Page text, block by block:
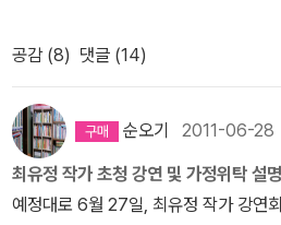
럼 그림을 그리고 싶어한다. 김홍도
圖)>에 담긴 예술혼이 부자간의 따뜻
일까? 아마도 공부와 관련된 책이기 쉽
있는 책에 관심을 갖다보면, 어느새 자
기 위한 독서의 세계로 스스로 걸어들
달으며, 나 역시 책읽어주는 엄마가 되
책읽어주는 아줌마 외에 책 제목이기
문식이], [할머니의 남자친구], [달리기
상작들과 [짬뽕, 미키마우스, 그리고],
게! 그리고, 딥따
다 -초록
11쪽, 2010년, 푸른책들- 8월 13일 이
의 만남에서 이 시를 시인의 목소리로
기에 도전해 안 읽었던 책 중에 딱 한 권
의응답 중에 '시 쓰고 혼났다' 는 시를
공감 (8) 댓글 (14)
순오기 2011-06-28
최유정 작가 초청 강연 및 가정위탁 설
예정대로 6월 27일, 최유정 작가 강연